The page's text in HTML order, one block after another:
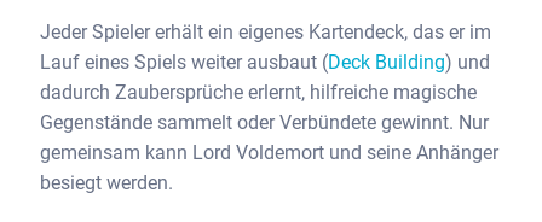
Jeder Spieler erhält ein eigenes Kartendeck, das er im
Lauf eines Spiels weiter ausbaut (Deck Building) und
dadurch Zaubersprüche erlernt, hilfreiche magische
Gegenstände sammelt oder Verbündete gewinnt. Nur
gemeinsam kann Lord Voldemort und seine Anhänger
besiegt werden.